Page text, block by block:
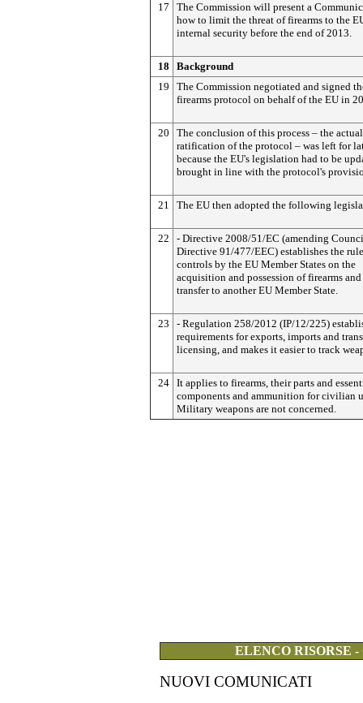
17
The Commission will present a
how to limit the threat of firearms to the
internal security before the end of 2013.
18
Background
19
The Commission negotiated and signed
firearms protocol on behalf of the EU in
20
The conclusion of this process – the actual
ratification of the protocol – was left for
because the EU's legislation had to be
brought in line with the protocol's
21 The EU then adopted the following
22
- Directive 2008/51/EC (amending
Directive 91/477/EEC) establishes the
controls by the EU Member States on the
acquisition and possession of firearms
transfer to another EU Member State.
23
- Regulation 258/2012 (IP/12/225)
requirements for exports, imports and
licensing, and makes it easier to track
24 It applies to firearms, their parts and
components and ammunition for civilian
Military weapons are not concerned.
ELENCO RISORSE
NUOVI COMUNICATI